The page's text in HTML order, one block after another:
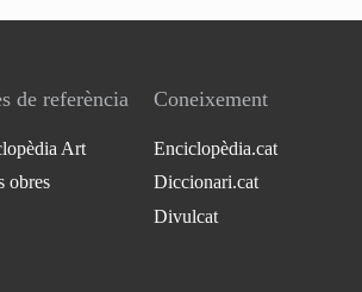
de referència
Art
obres
Coneixement
Enciclopèdia.cat
Diccionari.cat
Divulcat